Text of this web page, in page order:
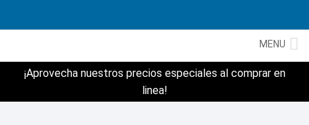
MENU
¡Aprovecha nuestros precios especiales al comprar en
linea!